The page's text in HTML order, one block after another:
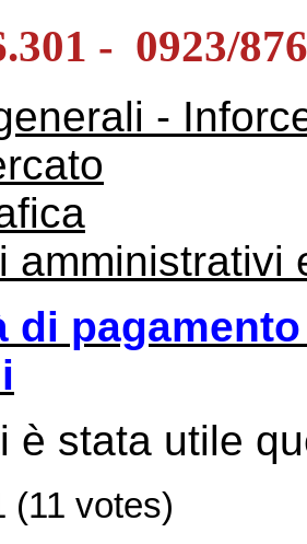
- 0923/
-
amministrativi
di
è stata utile
(11 votes)